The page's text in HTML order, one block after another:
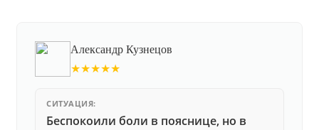
Александр Кузнецов
★★★★★
СИТУАЦИЯ:
Беспокоили боли в пояснице, но в